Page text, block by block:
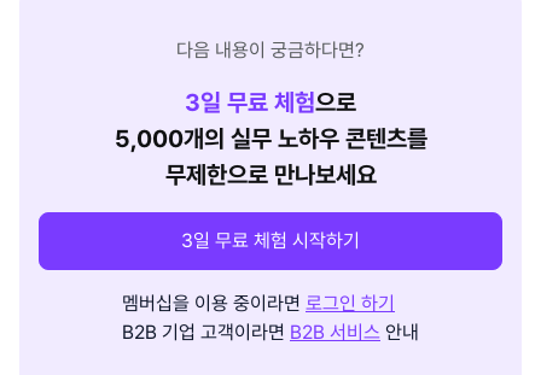
다음 내용이 궁금하다면?
3일 무료 체험으로
5,000개의 실무 노하우 콘텐츠를
무제한으로 만나보세요
3일 무료 체험 시작하기
멤버십을 이용 중이라면 로그인 하기
B2B 기업 고객이라면 B2B 서비스 안내